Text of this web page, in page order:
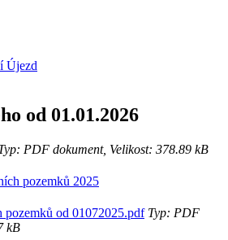
Újezd
od 01.01.2026
PDF dokument, Velikost: 378.89 kB
pozemků od 01072025.pdfTyp: PDF
kB